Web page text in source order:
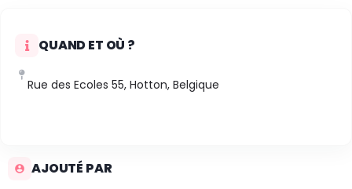
QUAND ET OÙ ?
Rue des Ecoles 55, Hotton, Belgique
AJOUTÉ PAR